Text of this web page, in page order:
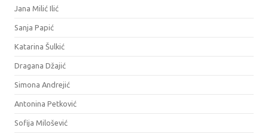
Jana Milić Ilić
Sanja Papić
Katarina Šulkić
Dragana Džajić
Simona Andrejić
Antonina Petković
Sofija Milošević